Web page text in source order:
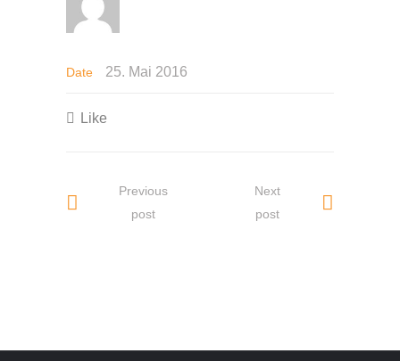
Date 25. Mai 2016
Like
Previous
post
Next
post